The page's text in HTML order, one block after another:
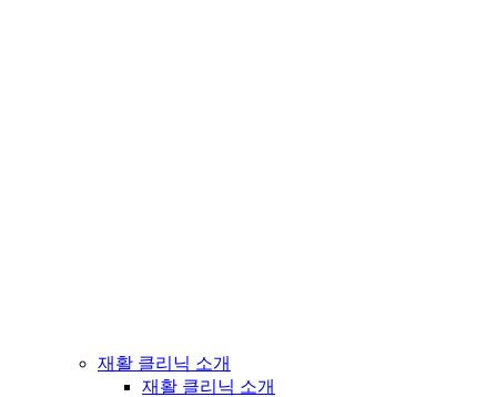
재활 클리닉 소개
재활 클리닉 소개